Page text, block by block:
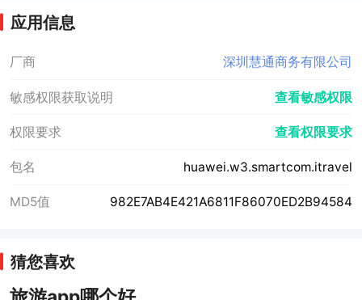
应用信息
厂商 深圳慧通商务有限公司
敏感权限获取说明 查看敏感权限
权限要求 查看权限要求
包名 huawei.w3.smartcom.itravel
MD5值 982E7AB4E421A6811F86070ED2B94584
猜您喜欢